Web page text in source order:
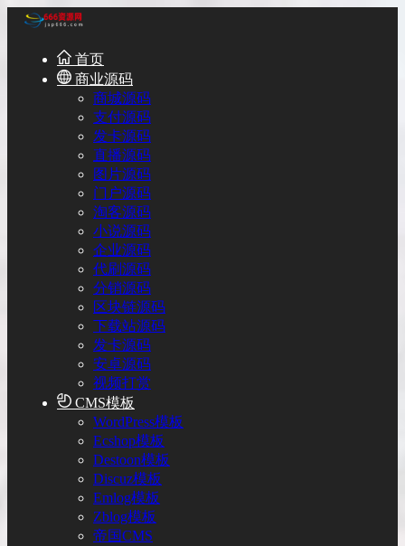
首页
商业源码
商城源码
支付源码
发卡源码
直播源码
图片源码
门户源码
淘客源码
小说源码
企业源码
代刷源码
分销源码
区块链源码
下载站源码
发卡源码
安卓源码
视频打赏
CMS模板
WordPress模板
Ecshop模板
Destoon模板
Discuz模板
Emlog模板
Zblog模板
帝国CMS